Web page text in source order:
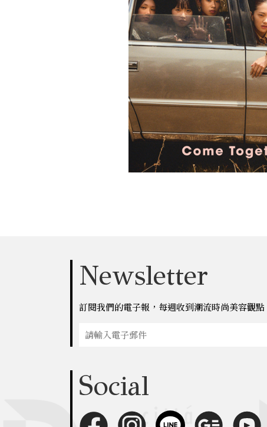
Newsletter
訂閱我們的電子報，每週收到潮流時尚美容觀點
Social